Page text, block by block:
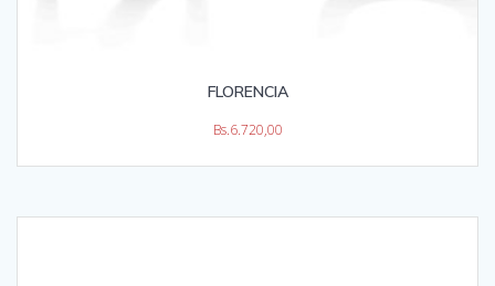
FLORENCIA
Bs.6.720,00